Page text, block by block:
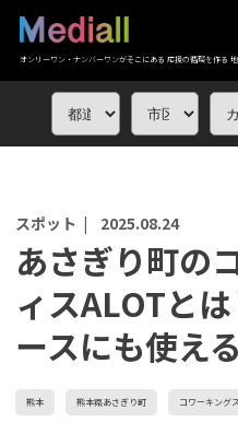
オンリーワン・ナンバーワンがそこにある 応援の循環を作る
スポット | 2025.08.24
あさぎり町の
ィスALOTと
ースにも使え
熊本 熊本県あさぎり町 コワーキング